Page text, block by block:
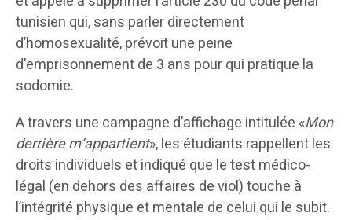
tunisien qui, sans parler directement
d’homosexualité, prévoit une peine
d’emprisonnement de 3 ans pour qui pratique la
sodomie.
A travers une campagne d’affichage intitulée «Mon
derrière m’appartient», les étudiants rappellent les
droits individuels et indiqué que le test médico-
légal (en dehors des affaires de viol) touche à
l’intégrité physique et mentale de celui qui le subit.